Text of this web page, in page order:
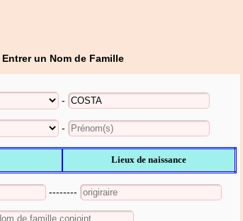
Entrer un Nom de Famille
-
-
Lieux de naissance
--------